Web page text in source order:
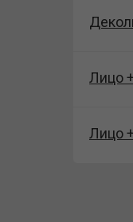
Лицо
Лицо